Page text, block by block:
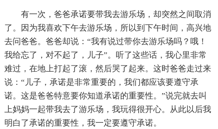
有一次，爸爸承诺要带我去游乐场，却突然之间取消
了。因为我喜欢下午去游乐场，所以到下午时间，高兴地
去问爸爸。爸爸却说：“我有说过带你去游乐场吗？哦！
我给忘了，对不起了，儿子”。听了这些话，我心里非常
难过，在地上打起了滚，然后哭了起来。这时爸爸走过来
说：“儿子，承诺是非常重要的，我们都应该要遵守承
诺。这是爸爸特意要你知道承诺的重要性。”说完就去叫
上妈妈一起带我去了游乐场，我玩得很开心。从此以后我
明白了承诺的重要性，我一定要遵守承诺。